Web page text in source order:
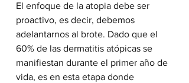
El enfoque de la atopia debe ser
proactivo, es decir, debemos
adelantarnos al brote. Dado que el
60% de las dermatitis atópicas se
manifiestan durante el primer año de
vida, es en esta etapa donde